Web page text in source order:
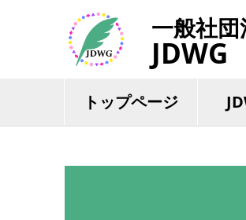
一般社団
JDWG
トップページ